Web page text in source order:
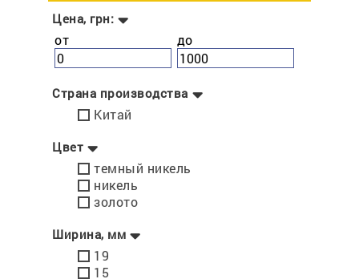
Цена, грн:
от до
Страна производства
Китай
Цвет
темный никель
никель
золото
Ширина, мм
19
15